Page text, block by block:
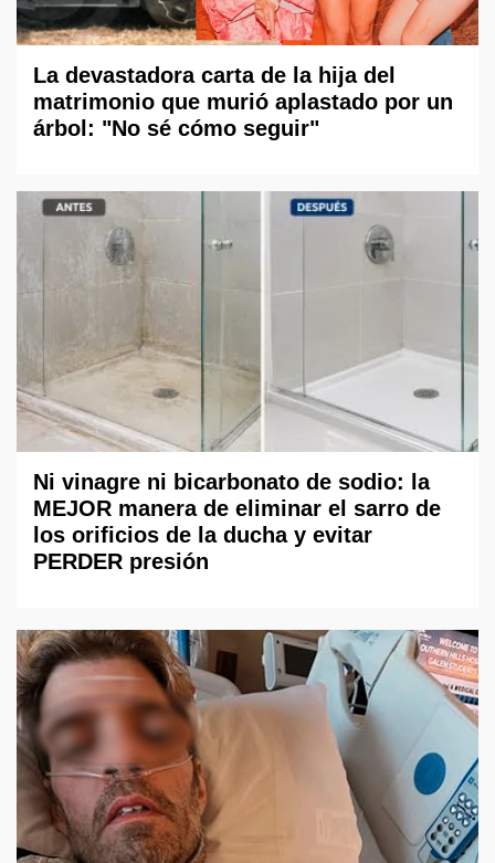
La devastadora carta de la hija del
matrimonio que murió aplastado por un
árbol: "No sé cómo seguir"
Ni vinagre ni bicarbonato de sodio: la
MEJOR manera de eliminar el sarro de
los orificios de la ducha y evitar
PERDER presión